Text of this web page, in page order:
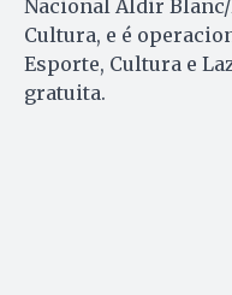
Nacional Aldir
Cultura, e é
Esporte, Cultura e
gratuita.